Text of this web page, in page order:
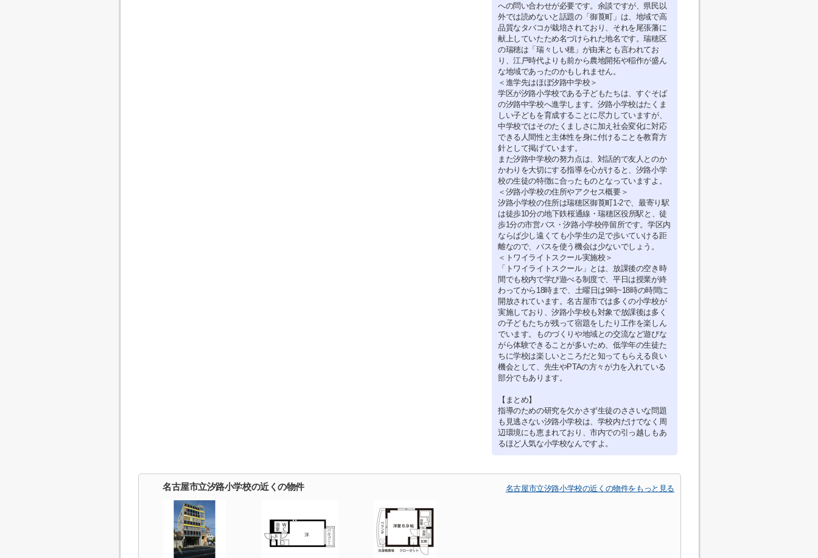
への問い合わせが必要です。余談ですが、県民以
外では読めないと話題の「御莨町」は、地域で高
品質なタバコが栽培されており、それを尾張藩に
献上していたため名づけられた地名です。瑞穂区
の瑞穂は「瑞々しい穂」が由来とも言われてお
り、江戸時代よりも前から農地開拓や稲作が盛ん
な地域であったのかもしれません。
＜進学先はほぼ汐路中学校＞
学区が汐路小学校である子どもたちは、すぐそば
の汐路中学校へ進学します。汐路小学校はたくま
しい子どもを育成することに尽力していますが、
中学校ではそのたくましさに加え社会変化に対応
できる人間性と主体性を身に付けることを教育方
針として掲げています。
また汐路中学校の努力点は、対話的で友人とのか
かわりを大切にする指導を心がけると、汐路小学
校の生徒の特徴に合ったものとなっていますよ。
＜汐路小学校の住所やアクセス概要＞
汐路小学校の住所は瑞穂区御莨町1-2で、最寄り駅
は徒歩10分の地下鉄桜通線・瑞穂区役所駅と、徒
歩1分の市営バス・汐路小学校停留所です。学区内
ならば少し遠くても小学生の足で歩いていける距
離なので、バスを使う機会は少ないでしょう。
＜トワイライトスクール実施校＞
「トワイライトスクール」とは、放課後の空き時
間でも校内で学び遊べる制度で、平日は授業が終
わってから18時まで、土曜日は9時~18時の時間に
開放されています。名古屋市では多くの小学校が
実施しており、汐路小学校も対象で放課後は多く
の子どもたちが残って宿題をしたり工作を楽しん
でいます。ものづくりや地域との交流など遊びな
がら体験できることが多いため、低学年の生徒た
ちに学校は楽しいところだと知ってもらえる良い
機会として、先生やPTAの方々が力を入れている
部分でもあります。
【まとめ】
指導のための研究を欠かさず生徒のささいな問題
も見逃さない汐路小学校は、学校内だけでなく周
辺環境にも恵まれており、市内での引っ越しもあ
るほど人気な小学校なんですよ。
名古屋市立汐路小学校の近くの物件 名古屋市立汐路小学校の近くの物件をもっと見る